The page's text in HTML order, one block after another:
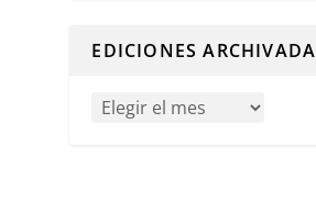
EDICIONES